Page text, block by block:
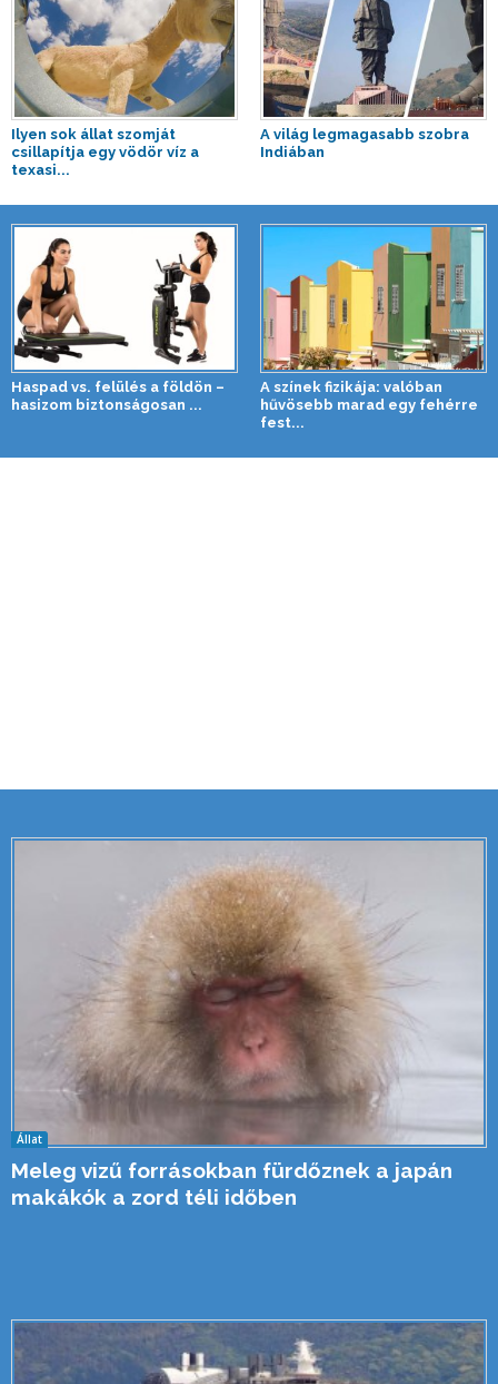
Ilyen sok állat szomját
csillapítja egy vödör víz a
texasi...
A világ legmagasabb szobra
Indiában
Haspad vs. felülés a földön –
hasizom biztonságosan ...
A színek fizikája: valóban
hűvösebb marad egy fehérre
fest...
Állat
Meleg vizű forrásokban fürdőznek a japán
makákók a zord téli időben